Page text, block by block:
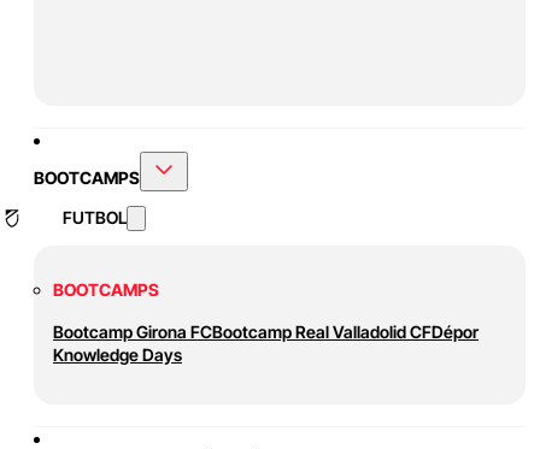
BOOTCAMPS
FUTBOL
BOOTCAMPS
Bootcamp Girona FCBootcamp Real Valladolid CFDépor
Knowledge Days